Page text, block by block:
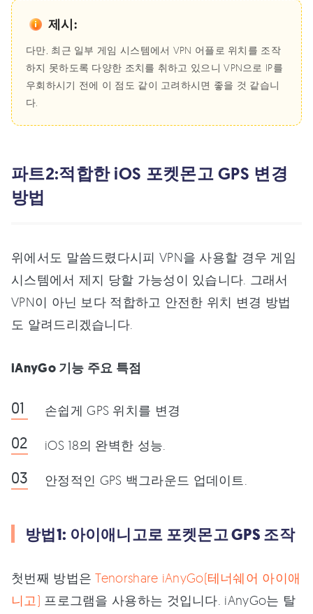
제시:
다만, 최근 일부 게임 시스템에서 VPN 어플로 위치를 조작
하지 못하도록 다양한 조치를 취하고 있으니 VPN으로 IP를
우회하시기 전에 이 점도 같이 고려하시면 좋을 것 같습니
다.
파트2:적합한 iOS 포켓몬고 GPS 변경
방법
위에서도 말씀드렸다시피 VPN을 사용할 경우 게임
시스템에서 제지 당할 가능성이 있습니다. 그래서
VPN이 아닌 보다 적합하고 안전한 위치 변경 방법
도 알려드리겠습니다.
iAnyGo 기능 주요 특점
손쉽게 GPS 위치를 변경
iOS 18의 완벽한 성능.
안정적인 GPS 백그라운드 업데이트.
방법1: 아이애니고로 포켓몬고 GPS 조작
첫번째 방법은Tenorshare iAnyGo(테너쉐어 아이애
니고) 프로그램을 사용하는 것입니다. iAnyGo는 탈